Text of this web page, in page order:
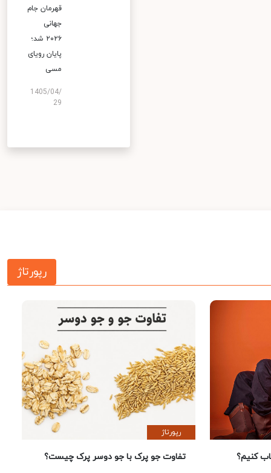
قهرمان جام
جهانی
۲۰۲۶ شد؛
پایان رویای
مسی
1405/04/
29
رپورتاژ
کنیم؟
رپورتاژ
تفاوت جو پرک با جو دوسر پرک چیست؟